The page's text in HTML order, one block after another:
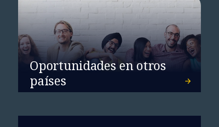
Oportunidades en otros
países